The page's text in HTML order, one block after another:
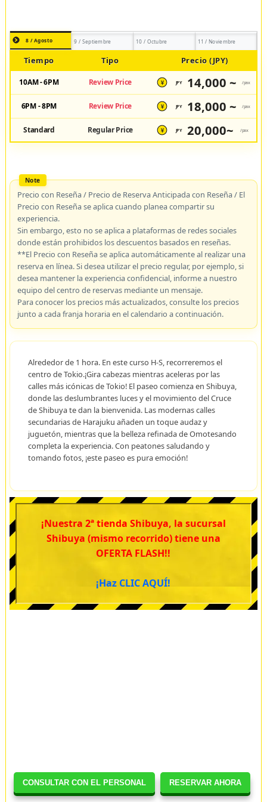
CONSULTAR CON EL PERSONAL RESERVAR AHORA
8 / Agosto 9 / Septiembre 10 / Octubre 11 / Noviembre
Tiempo Tipo Precio (JPY)
10AM - 6PM Review Price ¥ JPY 14,000 ~ /pax
6PM - 8PM Review Price ¥ JPY 18,000 ~ /pax
Standard Regular Price ¥ JPY 20,000~ /pax
Precio con Reseña / Precio de Reserva Anticipada con Reseña / El
Precio con Reseña se aplica cuando planea compartir su
experiencia.
Sin embargo, esto no se aplica a plataformas de redes sociales
donde están prohibidos los descuentos basados en reseñas.
**El Precio con Reseña se aplica automáticamente al realizar una
reserva en línea. Si desea utilizar el precio regular, por ejemplo, si
desea mantener la experiencia confidencial, informe a nuestro
equipo del centro de reservas mediante un mensaje.
Para conocer los precios más actualizados, consulte los precios
junto a cada franja horaria en el calendario a continuación.
Alrededor de 1 hora. En este curso H-S, recorreremos el
centro de Tokio.¡Gira cabezas mientras aceleras por las
calles más icónicas de Tokio! El paseo comienza en Shibuya,
donde las deslumbrantes luces y el movimiento del Cruce
de Shibuya te dan la bienvenida. Las modernas calles
secundarias de Harajuku añaden un toque audaz y
juguetón, mientras que la belleza refinada de Omotesando
completa la experiencia. Con peatones saludando y
tomando fotos, ¡este paseo es pura emoción!
¡Nuestra 2ª tienda Shibuya, la sucursal
Shibuya (mismo recorrido) tiene una
OFERTA FLASH!!
¡Haz CLIC AQUÍ!